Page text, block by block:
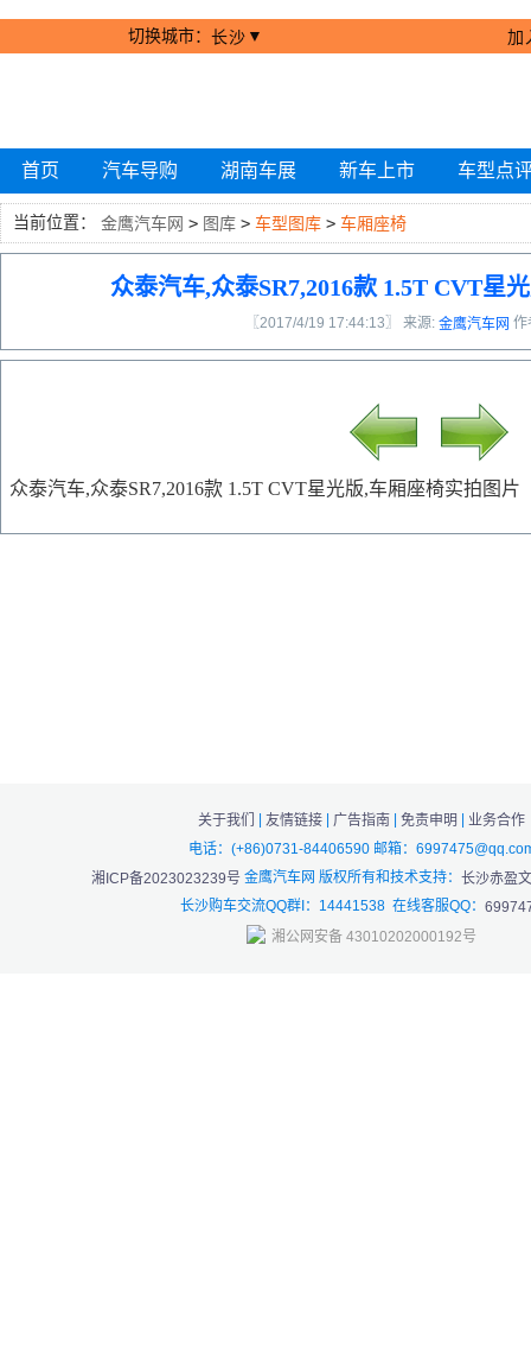
切换城市： 长沙 ▼ 加
首页 汽车导购 湖南车展 新车上市 车型点
当前位置： 金鹰汽车网 > 图库 > 车型图库 > 车厢座椅
众泰汽车,众泰SR7,2016款 1.5T CVT星
〖2017/4/19 17:44:13〗 来源: 金鹰汽车网 作
众泰汽车,众泰SR7,2016款 1.5T CVT星光版,车厢座椅实拍图片
关于我们 | 友情链接 | 广告指南 | 免责申明 | 业务合作
电话：(+86)0731-84406590 邮箱：
湘ICP备2023023239号 金鹰汽车网 版权所有和技术支持： 长沙赤盈
长沙购车交流QQ群I：14441538 在线客服QQ：
湘公网安备 43010202000192号